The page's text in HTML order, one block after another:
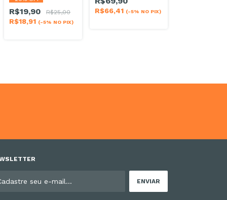
R$19,90 R$25,00
R$18,91 (-5% NO PIX)
R$66,41 (-5% NO PIX)